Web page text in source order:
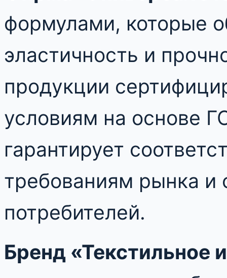
формулами, которые
эластичность и
продукции
условиям на основе
гарантирует
требованиям рынка и
потребителей.
Бренд «Текстильное